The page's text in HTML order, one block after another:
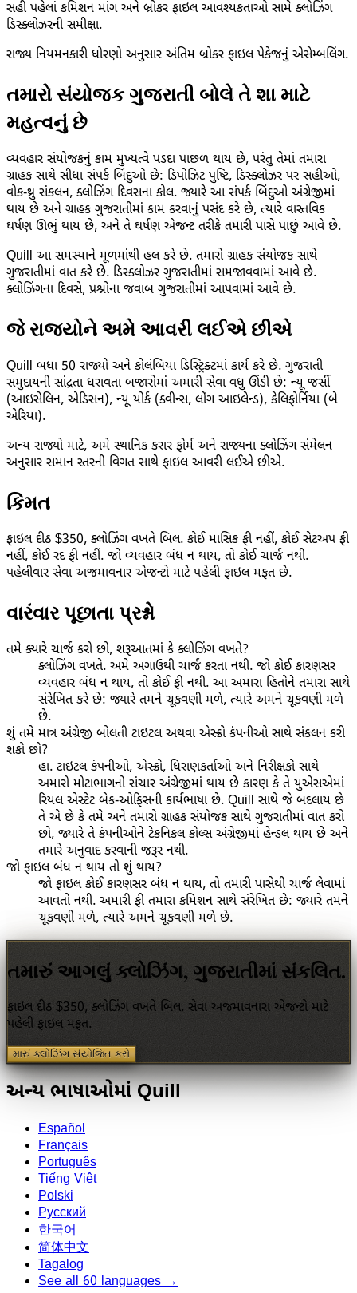
સહી પહેલાં કમિશન માંગ અને બ્રોકર ફાઇલ આવશ્યકતાઓ સામે ક્લોઝિંગ
ડિસ્ક્લોઝરની સમીક્ષા.
રાજ્ય નિયમનકારી ધોરણો અનુસાર અંતિમ બ્રોકર ફાઇલ પેકેજનું એસેમ્બલિંગ.
તમારો સંયોજક ગુજરાતી બોલે તે શા માટે
મહત્વનું છે
વ્યવહાર સંયોજકનું કામ મુખ્યત્વે પડદા પાછળ થાય છે, પરંતુ તેમાં તમારા
ગ્રાહક સાથે સીધા સંપર્ક બિંદુઓ છે: ડિપોઝિટ પુષ્ટિ, ડિસ્ક્લોઝર પર સહીઓ,
વોક-થ્રુ સંકલન, ક્લોઝિંગ દિવસના કોલ. જ્યારે આ સંપર્ક બિંદુઓ અંગ્રેજીમાં
થાય છે અને ગ્રાહક ગુજરાતીમાં કામ કરવાનું પસંદ કરે છે, ત્યારે વાસ્તવિક
ઘર્ષણ ઊભું થાય છે, અને તે ઘર્ષણ એજન્ટ તરીકે તમારી પાસે પાછું આવે છે.
Quill આ સમસ્યાને મૂળમાંથી હલ કરે છે. તમારો ગ્રાહક સંયોજક સાથે
ગુજરાતીમાં વાત કરે છે. ડિસ્ક્લોઝર ગુજરાતીમાં સમજાવવામાં આવે છે.
ક્લોઝિંગના દિવસે, પ્રશ્નોના જવાબ ગુજરાતીમાં આપવામાં આવે છે.
જે રાજ્યોને અમે આવરી લઈએ છીએ
Quill બધા 50 રાજ્યો અને કોલંબિયા ડિસ્ટ્રિક્ટમાં કાર્ય કરે છે. ગુજરાતી
સમુદાયની સાંદ્રતા ધરાવતા બજારોમાં અમારી સેવા વધુ ઊંડી છે: ન્યૂ જર્સી
(આઇસેલિન, એડિસન), ન્યૂ યોર્ક (ક્વીન્સ, લોંગ આઇલેન્ડ), કેલિફોર્નિયા (બે
એરિયા).
અન્ય રાજ્યો માટે, અમે સ્થાનિક કરાર ફોર્મ અને રાજ્યના ક્લોઝિંગ સંમેલન
અનુસાર સમાન સ્તરની વિગત સાથે ફાઇલ આવરી લઈએ છીએ.
કિંમત
ફાઇલ દીઠ $350, ક્લોઝિંગ વખતે બિલ. કોઈ માસિક ફી નહીં, કોઈ સેટઅપ ફી
નહીં, કોઈ રદ ફી નહીં. જો વ્યવહાર બંધ ન થાય, તો કોઈ ચાર્જ નથી.
પહેલીવાર સેવા અજમાવનાર એજન્ટો માટે પહેલી ફાઇલ મફત છે.
વારંવાર પૂછાતા પ્રશ્નો
તમે ક્યારે ચાર્જ કરો છો, શરૂઆતમાં કે ક્લોઝિંગ વખતે?
ક્લોઝિંગ વખતે. અમે અગાઉથી ચાર્જ કરતા નથી. જો કોઈ કારણસર
વ્યવહાર બંધ ન થાય, તો કોઈ ફી નથી. આ અમારા હિતોને તમારા સાથે
સંરેખિત કરે છે: જ્યારે તમને ચૂકવણી મળે, ત્યારે અમને ચૂકવણી મળે
છે.
શું તમે માત્ર અંગ્રેજી બોલતી ટાઇટલ અથવા એસ્ક્રો કંપનીઓ સાથે સંકલન કરી
શકો છો?
હા. ટાઇટલ કંપનીઓ, એસ્ક્રો, ધિરાણકર્તાઓ અને નિરીક્ષકો સાથે
અમારો મોટાભાગનો સંચાર અંગ્રેજીમાં થાય છે કારણ કે તે યુએસએમાં
રિયલ એસ્ટેટ બેક-ઓફિસની કાર્યભાષા છે. Quill સાથે જે બદલાય છે
તે એ છે કે તમે અને તમારો ગ્રાહક સંયોજક સાથે ગુજરાતીમાં વાત કરો
છો, જ્યારે તે કંપનીઓને ટેકનિકલ કોલ્સ અંગ્રેજીમાં હેન્ડલ થાય છે અને
તમારે અનુવાદ કરવાની જરૂર નથી.
જો ફાઇલ બંધ ન થાય તો શું થાય?
જો ફાઇલ કોઈ કારણસર બંધ ન થાય, તો તમારી પાસેથી ચાર્જ લેવામાં
આવતો નથી. અમારી ફી તમારા કમિશન સાથે સંરેખિત છે: જ્યારે તમને
ચૂકવણી મળે, ત્યારે અમને ચૂકવણી મળે છે.
તમારું આગલું ક્લોઝિંગ, ગુજરાતીમાં સંકલિત.
ફાઇલ દીઠ $350, ક્લોઝિંગ વખતે બિલ. સેવા અજમાવનારા એજન્ટો માટે
પહેલી ફાઇલ મફત.
મારું ક્લોઝિંગ સંયોજિત કરો
અન્ય ભાષાઓમાં Quill
Español
Français
Português
Tiếng Việt
Polski
Русский
한국어
简体中文
Tagalog
See all 60 languages →